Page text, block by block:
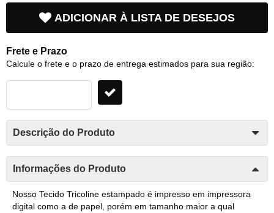
ADICIONAR À LISTA DE DESEJOS
Frete e Prazo
Calcule o frete e o prazo de entrega estimados para sua região:
Descrição do Produto
Informações do Produto
Nosso Tecido Tricoline estampado é impresso em impressora
digital como a de papel, porém em tamanho maior a qual